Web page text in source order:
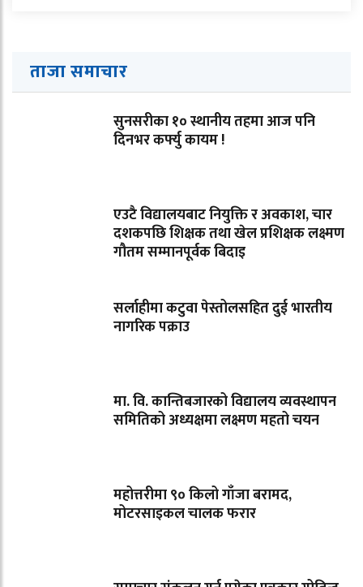
ताजा समाचार
सुनसरीका १० स्थानीय तहमा आज पनि
दिनभर कर्फ्यु कायम !
एउटै विद्यालयबाट नियुक्ति र अवकाश, चार
दशकपछि शिक्षक तथा खेल प्रशिक्षक लक्ष्मण
गौतम सम्मानपूर्वक बिदाइ
सर्लाहीमा कटुवा पेस्तोलसहित दुई भारतीय
नागरिक पक्राउ
मा. वि. कान्तिबजारको विद्यालय व्यवस्थापन
समितिको अध्यक्षमा लक्ष्मण महतो चयन
महोत्तरीमा ९० किलो गाँजा बरामद,
मोटरसाइकल चालक फरार